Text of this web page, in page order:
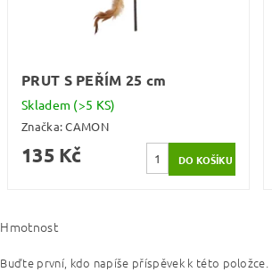
PRUT S PEŘÍM 25 cm
Skladem (>5 KS)
Značka:CAMON
135 Kč
Hmotnost
Buďte první, kdo napíše příspěvek k této položce.